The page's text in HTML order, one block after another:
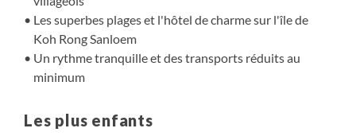
Les superbes plages et l'hôtel de charme sur l'île de
Koh Rong Sanloem
Un rythme tranquille et des transports réduits au
minimum
Les plus enfants